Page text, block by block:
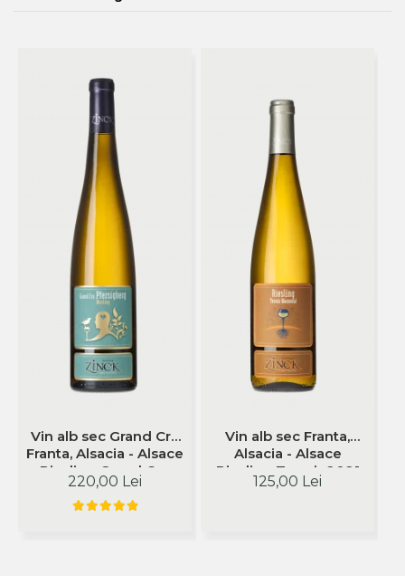
Vin alb sec Grand Cru
Franta, Alsacia - Alsace
Riesling Grand Cru
Pfersigberg 2017 750
ml Philippe Zinck -
220,00 Lei
Vin alb sec Franta,
Alsacia - Alsace
Riesling Terroir 2021
750ml Philippe Zinck -
125,00 Lei